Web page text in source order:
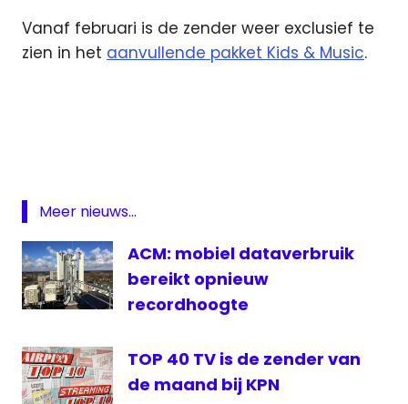
Vanaf februari is de zender weer exclusief te
zien in het aanvullende pakket Kids & Music.
van de
maand
Meer nieuws...
ACM: mobiel dataverbruik
bereikt opnieuw
recordhoogte
TOP 40 TV is de zender van
de maand bij KPN